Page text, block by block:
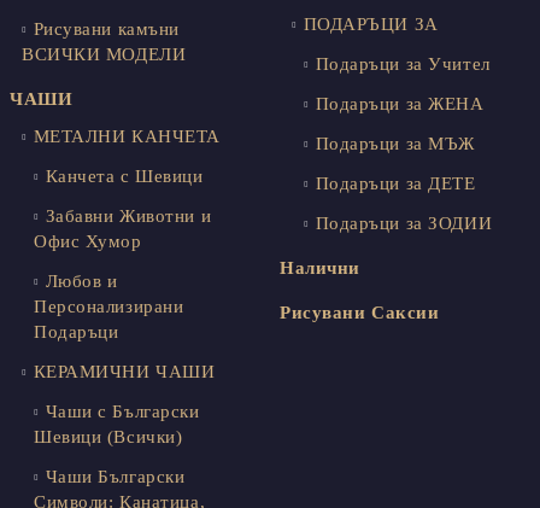
Рисувани камъни
ВСИЧКИ МОДЕЛИ
ЧАШИ
МЕТАЛНИ КАНЧЕТА
Канчета с Шевици
Забавни Животни и
Офис Хумор
Любов и
Персонализирани
Подаръци
КЕРАМИЧНИ ЧАШИ
Чаши с Български
Шевици (Всички)
Чаши Български
Символи: Канатица,
ПОДАРЪЦИ ЗА
Подаръци за Учител
Подаръци за ЖЕНА
Подаръци за МЪЖ
Подаръци за ДЕТЕ
Подаръци за ЗОДИИ
Налични
Рисувани Саксии